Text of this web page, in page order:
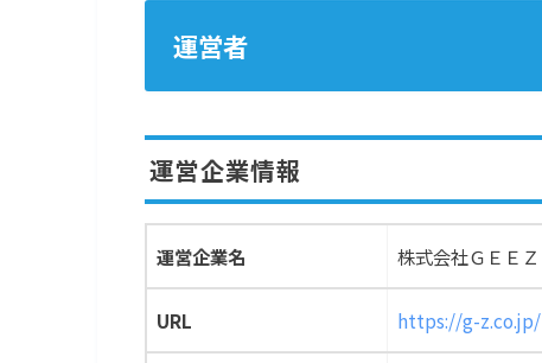
運営者
運営企業情報
運営企業名 株式会社ＧＥＥＺ
URL https://g-z.co.jp/